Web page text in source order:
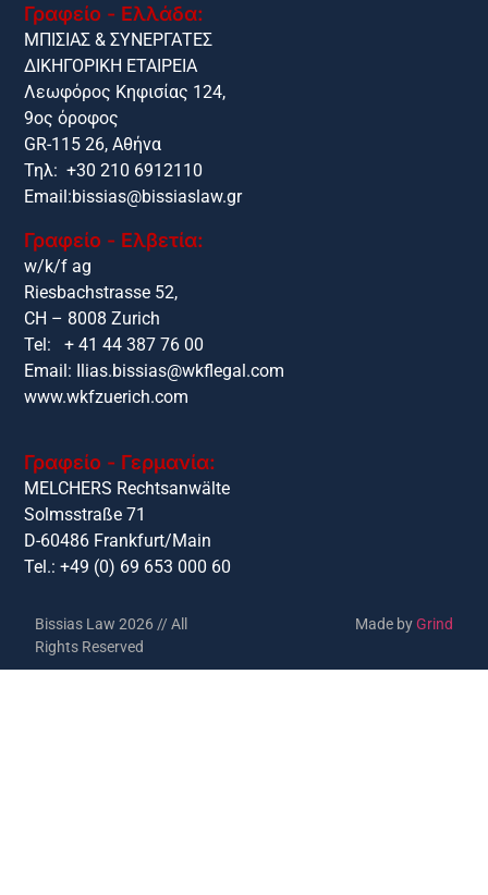
Γραφείο - Ελλάδα:
ΜΠΙΣΙΑΣ & ΣΥΝΕΡΓΑΤΕΣ
ΔΙΚΗΓΟΡΙΚΗ ΕΤΑΙΡΕΙΑ
Λεωφόρος Κηφισίας 124,
9ος όροφος
GR-115 26, Αθήνα
Τηλ: +30 210 6912110
Email:bissias@bissiaslaw.gr
Γραφείο - Ελβετία:
w/k/f ag
Riesbachstrasse 52,
CH – 8008 Zurich
Tel: + 41 44 387 76 00
Email: Ilias.bissias@wkflegal.com
www.wkfzuerich.com
Γραφείο - Γερμανία:
MELCHERS Rechtsanwälte
Solmsstraße 71
D-60486 Frankfurt/Main
Tel.: +49 (0) 69 653 000 60
Bissias Law 2026 // All
Rights Reserved
Made byGrind